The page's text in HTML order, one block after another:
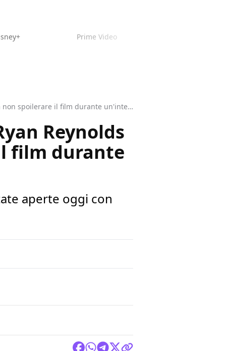
Prime Video
Deadpool & Wolverine: Hugh Jackman, Ryan Reynolds e Shawn Levy provano a non spoilerare il film durante un'intervista
Reynolds
film durante
aperte oggi con